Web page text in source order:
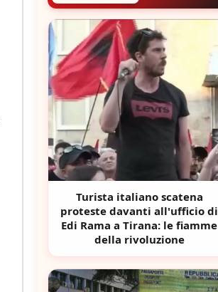
Turista italiano scatena
proteste davanti all'ufficio di
Edi Rama a Tirana: le fiamme
della rivoluzione